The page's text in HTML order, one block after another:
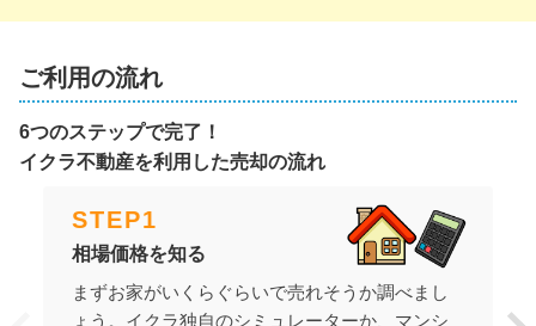
ご利用の流れ
6つのステップで完了！
イクラ不動産を利用した売却の流れ
STEP1
相場価格を知る
まずお家がいくらぐらいで売れそうか調べまし
ょう。イクラ独自のシミュレーターか、マンシ